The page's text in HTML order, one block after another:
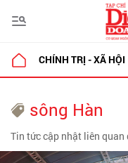
CHÍNH TRỊ - XÃ HỘI
sông Hàn
Tin tức cập nhật liên quan